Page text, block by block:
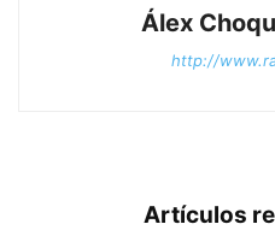
Álex
http://
Artículos